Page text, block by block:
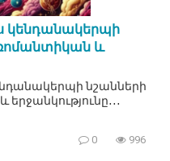
կենդանակերպի
և
նշանների
0 996